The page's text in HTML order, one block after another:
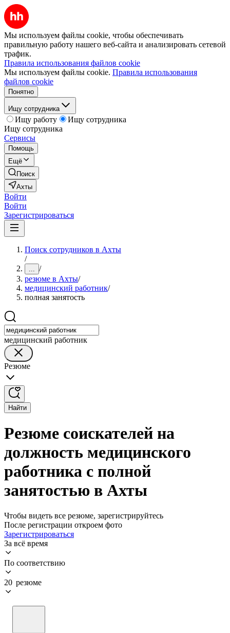
Мы используем файлы cookie, чтобы обеспечивать
правильную работу нашего веб-сайта и анализировать сетевой
трафик.
Правила использования файлов cookie
Мы используем файлы cookie. Правила использования
файлов cookie
Понятно
Ищу сотрудника
Ищу работу
Ищу сотрудника
Ищу сотрудника
Сервисы
Помощь
Ещё
Поиск
Ахты
Войти
Войти
Зарегистрироваться
Поиск сотрудников в Ахты
/
... /
резюме в Ахты/
медицинский работник/
полная занятость
медицинский работник
Резюме
Найти
Резюме соискателей на
должность медицинского
работника с полной
занятостью в Ахты
Чтобы видеть все резюме, зарегистрируйтесь
После регистрации откроем фото
Зарегистрироваться
За всё время
По соответствию
20 резюме